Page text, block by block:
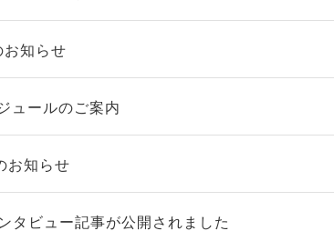
知らせ
ュールのご案内
お知らせ
タビュー記事が公開されました